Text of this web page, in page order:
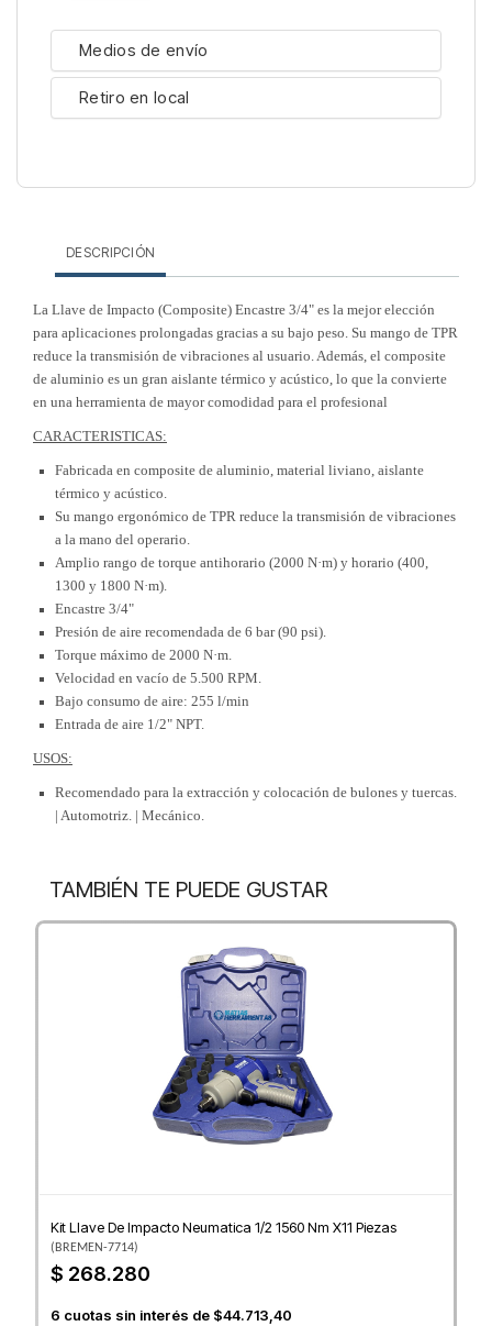
Medios de envío
Retiro en local
DESCRIPCIÓN
La Llave de Impacto (Composite) Encastre 3/4" es la mejor elección
para aplicaciones prolongadas gracias a su bajo peso. Su mango de TPR
reduce la transmisión de vibraciones al usuario. Además, el composite
de aluminio es un gran aislante térmico y acústico, lo que la convierte
en una herramienta de mayor comodidad para el profesional
CARACTERISTICAS:
Fabricada en composite de aluminio, material liviano, aislante
térmico y acústico.
Su mango ergonómico de TPR reduce la transmisión de vibraciones
a la mano del operario.
Amplio rango de torque antihorario (2000 N·m) y horario (400,
1300 y 1800 N·m).
Encastre 3/4"
Presión de aire recomendada de 6 bar (90 psi).
Torque máximo de 2000 N·m.
Velocidad en vacío de 5.500 RPM.
Bajo consumo de aire: 255 l/min
Entrada de aire 1/2" NPT.
USOS:
Recomendado para la extracción y colocación de bulones y tuercas.
| Automotriz. | Mecánico.
TAMBIÉN TE PUEDE GUSTAR
Kit Llave De Impacto Neumatica 1/2 1560 Nm X11 Piezas
(BREMEN-7714)
$ 268.280
6 cuotas sin interés de $44.713,40